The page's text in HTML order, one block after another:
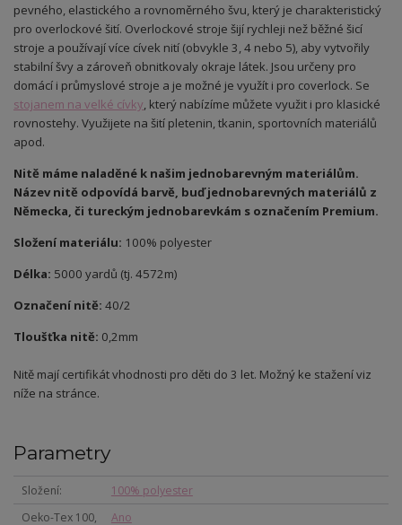
pevného, elastického a rovnoměrného švu, který je charakteristický
pro overlockové šití. Overlockové stroje šijí rychleji než běžné šicí
stroje a používají více cívek nití (obvykle 3, 4 nebo 5), aby vytvořily
stabilní švy a zároveň obnitkovaly okraje látek. Jsou určeny pro
domácí i průmyslové stroje a je možné je využít i pro coverlock. Se
stojanem na velké cívky , který nabízíme můžete využit i pro klasické
rovnostehy. Využijete na šití pletenin, tkanin, sportovních materiálů
apod.
Nitě máme naladěné k našim jednobarevným materiálům.
Název nitě odpovídá barvě, buď jednobarevných materiálů z
Německa, či tureckým jednobarevkám s označením Premium.
Složení materiálu: 100% polyester
Délka: 5000 yardů (tj. 4572m)
Označení nitě: 40/2
Tloušťka nitě: 0,2mm
Nitě mají certifikát vhodnosti pro děti do 3 let. Možný ke stažení viz
níže na stránce.
Parametry
Složení
100% polyester
Oeko-Tex 100,
Ano